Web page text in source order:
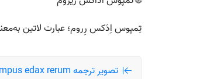
تِمپوس اِدَکس رِروم؛ عبارت لاتین
تصویر ترجمه tempus edax rerum